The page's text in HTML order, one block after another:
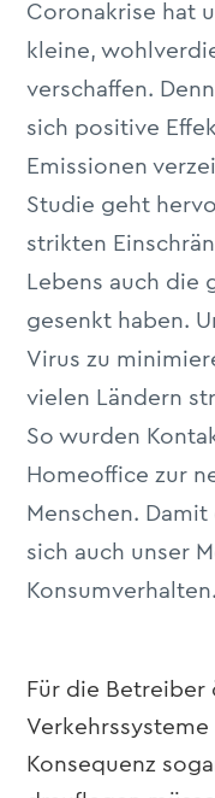
Coronakrise hat
kleine,
verschaffen.
sich positive
Emissionen
Studie geht
strikten
Lebens auch die
gesenkt haben.
Virus zu
vielen Ländern
So wurden
Homeoffice zur
Menschen.
sich auch unser
Konsumverhalten.
Für die
Verkehrssysteme
Konsequenz